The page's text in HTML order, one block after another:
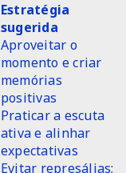
Estratégia
sugerida
Aproveitar o
momento e criar
memórias
positivas
Praticar a escuta
ativa e alinhar
expectativas
Evitar represálias;